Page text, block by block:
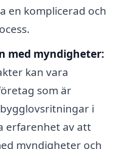
en komplicerad och
med myndigheter:
kan vara
som är
i
erfarenhet av att
myndigheter och